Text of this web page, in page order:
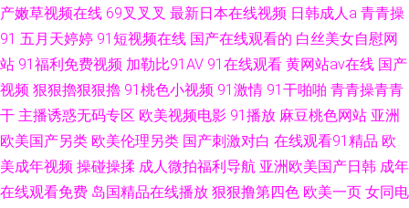
产嫩草视频在线 69叉叉叉 最新日本在线视频 日韩成人a 青青操
91 五月天婷婷 91短视频在线 国产在线观看的 白丝美女自慰网
站 91福利免费视频 加勒比91AV 91在线观看 黄网站av在线 国产
视频 狠狠擼狠狠擼 91桃色小视频 91激情 91干啪啪 青青操青青
干 主播诱惑无码专区 欧美视频电影 91播放 麻豆桃色网站 亚洲
欧美国产另类 欧美伦理另类 国产刺激对白 在线观看91精品 欧
美成年视频 操碰操揉 成人微拍福利导航 亚洲欧美国产日韩 成年
在线观看免费 岛国精品在线播放 狠狠撸第四色 欧美一页 女同电